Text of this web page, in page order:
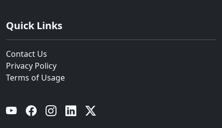
Quick Links
Contact Us
Privacy Policy
Terms of Usage
YouTube Facebook Instagram Linkedin